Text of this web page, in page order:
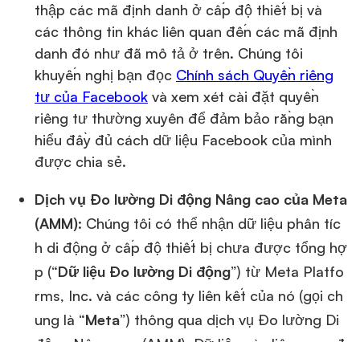
thập các mã định danh ở cấp độ thiết bị và
các thông tin khác liên quan đến các mã định
danh đó như đã mô tả ở trên. Chúng tôi
khuyến nghị bạn đọc Chính sách Quyền riêng
tư của Facebook và xem xét cài đặt quyền
riêng tư thường xuyên để đảm bảo rằng bạn
hiểu đầy đủ cách dữ liệu Facebook của mình
được chia sẻ.
Dịch vụ Đo lường Di động Nâng cao của Meta
(AMM): Chúng tôi có thể nhận dữ liệu phân tíc
h di động ở cấp độ thiết bị chưa được tổng hợ
p (“Dữ liệu Đo lường Di động”) từ Meta Platfo
rms, Inc. và các công ty liên kết của nó (gọi ch
ung là “Meta”) thông qua dịch vụ Đo lường Di